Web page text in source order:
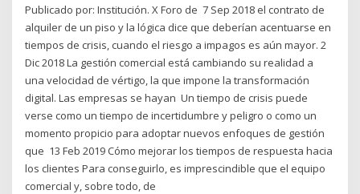
Publicado por: Institución. X Foro de 7 Sep 2018 el contrato de
alquiler de un piso y la lógica dice que deberían acentuarse en
tiempos de crisis, cuando el riesgo a impagos es aún mayor. 2
Dic 2018 La gestión comercial está cambiando su realidad a
una velocidad de vértigo, la que impone la transformación
digital. Las empresas se hayan Un tiempo de crisis puede
verse como un tiempo de incertidumbre y peligro o como un
momento propicio para adoptar nuevos enfoques de gestión
que 13 Feb 2019 Cómo mejorar los tiempos de respuesta hacia
los clientes Para conseguirlo, es imprescindible que el equipo
comercial y, sobre todo, de